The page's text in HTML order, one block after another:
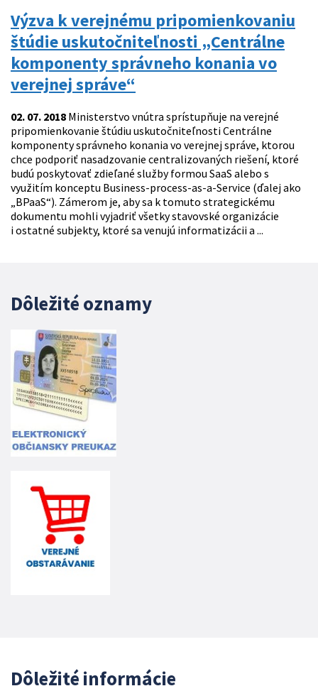
Výzva k verejnému pripomienkovaniu
štúdie uskutočniteľnosti „Centrálne
komponenty správneho konania vo
verejnej správe“
02. 07. 2018 Ministerstvo vnútra sprístupňuje na verejné
pripomienkovanie štúdiu uskutočniteľnosti Centrálne
komponenty správneho konania vo verejnej správe, ktorou
chce podporiť nasadzovanie centralizovaných riešení, ktoré
budú poskytovať zdieľané služby formou SaaS alebo s
využitím konceptu Business-process-as-a-Service (ďalej ako
„BPaaS“). Zámerom je, aby sa k tomuto strategickému
dokumentu mohli vyjadriť všetky stavovské organizácie
i ostatné subjekty, ktoré sa venujú informatizácii a ...
Dôležité oznamy
Dôležité informácie